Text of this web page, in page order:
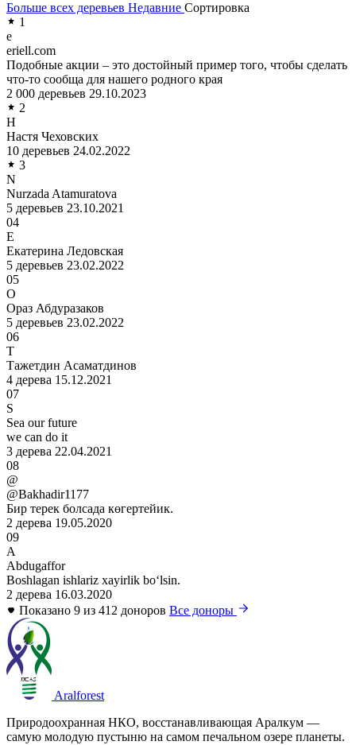
Больше всех деревьев Недавние Сортировка
1
e
eriell.com
Подобные акции – это достойный пример того, чтобы сделать
что-то сообща для нашего родного края
2 000 деревьев 29.10.2023
2
Н
Настя Чеховских
10 деревьев 24.02.2022
3
N
Nurzada Atamuratova
5 деревьев 23.10.2021
04
Е
Екатерина Ледовская
5 деревьев 23.02.2022
05
О
Ораз Абдуразаков
5 деревьев 23.02.2022
06
Т
Тажетдин Асаматдинов
4 дерева 15.12.2021
07
S
Sea our future
we can do it
3 дерева 22.04.2021
08
@
@Bakhadir1177
Бир терек болсада көгертейик.
2 дерева 19.05.2020
09
A
Abdugaffor
Boshlagan ishlariz xayirlik boʻlsin.
2 дерева 16.03.2020
Показано 9 из 412 доноров Все доноры
Aralforest
Природоохранная НКО, восстанавливающая Аралкум —
самую молодую пустыню на самом печальном озере планеты.